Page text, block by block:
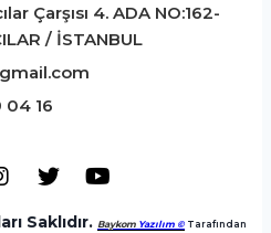
Çarşısı 4. ADA NO:162-
/ İSTANBUL
04 16
Saklıdır. Baykom Yazılım © ️ Tarafından